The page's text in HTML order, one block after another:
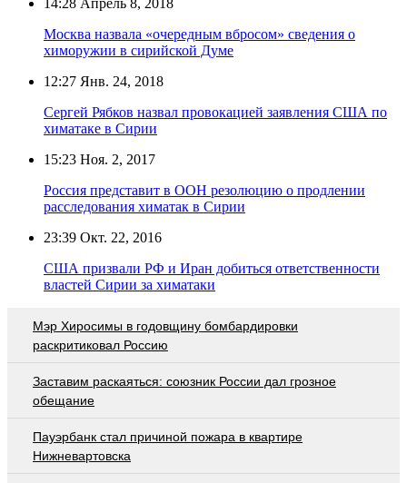
Москва назвала «очередным вбросом» сведения о
химоружии в сирийской Думе
12:27 Янв. 24, 2018
Сергей Рябков назвал провокацией заявления США по
химатаке в Сирии
15:23 Ноя. 2, 2017
Россия представит в ООН резолюцию о продлении
расследования химатак в Сирии
23:39 Окт. 22, 2016
CША призвали РФ и Иран добиться ответственности
властей Сирии за химатаки
Мэр Хиросимы в годовщину бомбардировки
раскритиковал Россию
Заставим раскаяться: союзник России дал грозное
обещание
Пауэрбанк стал причиной пожара в квартире
Нижневартовска